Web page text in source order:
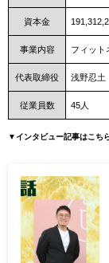
資本金
事業内容 フィット
代表取締役 浅野忍土
従業員数 45人
▼インタビュー記事はこち